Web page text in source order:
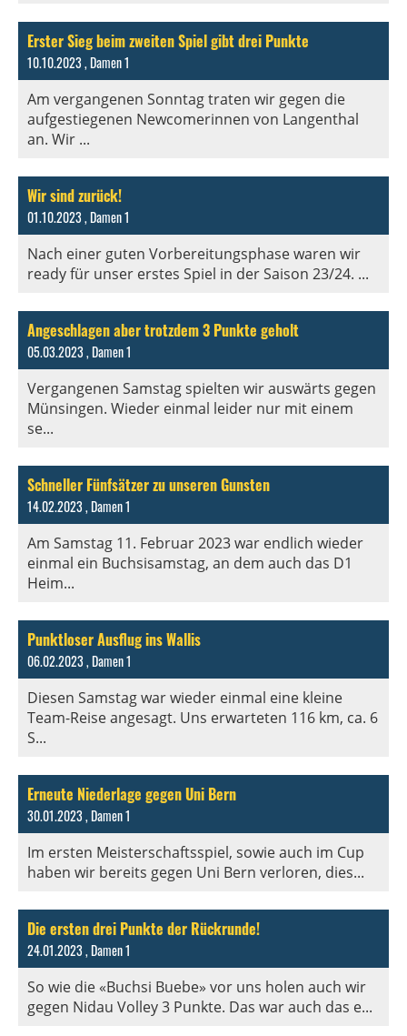
Erster Sieg beim zweiten Spiel gibt drei Punkte
10.10.2023, Damen 1
Am vergangenen Sonntag traten wir gegen die
aufgestiegenen Newcomerinnen von Langenthal
an. Wir ...
Wir sind zurück!
01.10.2023, Damen 1
Nach einer guten Vorbereitungsphase waren wir
ready für unser erstes Spiel in der Saison 23/24. ...
Angeschlagen aber trotzdem 3 Punkte geholt
05.03.2023, Damen 1
Vergangenen Samstag spielten wir auswärts gegen
Münsingen. Wieder einmal leider nur mit einem
se...
Schneller Fünfsätzer zu unseren Gunsten
14.02.2023, Damen 1
Am Samstag 11. Februar 2023 war endlich wieder
einmal ein Buchsisamstag, an dem auch das D1
Heim...
Punktloser Ausflug ins Wallis
06.02.2023, Damen 1
Diesen Samstag war wieder einmal eine kleine
Team-Reise angesagt. Uns erwarteten 116 km, ca. 6
S...
Erneute Niederlage gegen Uni Bern
30.01.2023, Damen 1
Im ersten Meisterschaftsspiel, sowie auch im Cup
haben wir bereits gegen Uni Bern verloren, dies...
Die ersten drei Punkte der Rückrunde!
24.01.2023, Damen 1
So wie die «Buchsi Buebe» vor uns holen auch wir
gegen Nidau Volley 3 Punkte. Das war auch das e...